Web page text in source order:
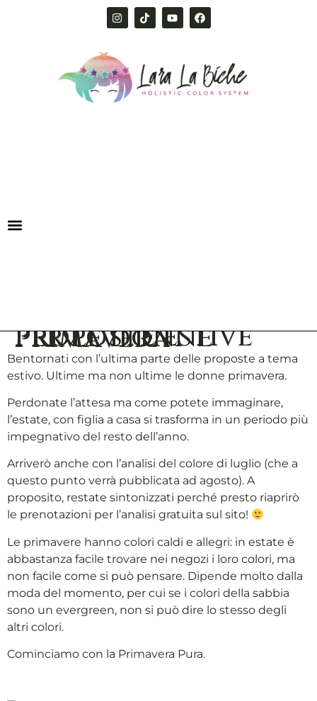
Proposte estive per le donne Primavera
Bentornati con l’ultima parte delle proposte a tema
estivo. Ultime ma non ultime le donne primavera.
Perdonate l’attesa ma come potete immaginare,
l’estate, con figlia a casa si trasforma in un periodo più
impegnativo del resto dell’anno.
Arriverò anche con l’analisi del colore di luglio (che a
questo punto verrà pubblicata ad agosto). A
proposito, restate sintonizzati perché presto riaprirò
le prenotazioni per l’analisi gratuita sul sito!
Le primavere hanno colori caldi e allegri: in estate è
abbastanza facile trovare nei negozi i loro colori, ma
non facile come si può pensare. Dipende molto dalla
moda del momento, per cui se i colori della sabbia
sono un evergreen, non si può dire lo stesso degli
altri colori.
Cominciamo con la Primavera Pura.